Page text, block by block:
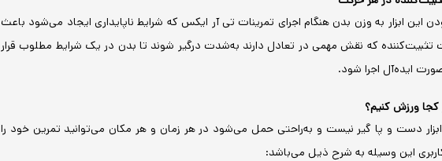
این ابزار به وزن بدن هنگام اجرای تمرینات تی آر ایکس که شرایط ناپایداری ایجاد می‌شود باعث
که نقش مهمی در تعادل دارند به‌شدت درگیر شوند تا بدن در یک شرایط مطلوب قرار
ایده‌آل اجرا شود.
ورزش کنیم؟
ابزار دست و پا گیر نیست و به‌راحتی حمل می‌شود در هر زمان و هر مکان می‌توانید تمرین خود را
این وسیله به شرح ذیل می‌باشد: